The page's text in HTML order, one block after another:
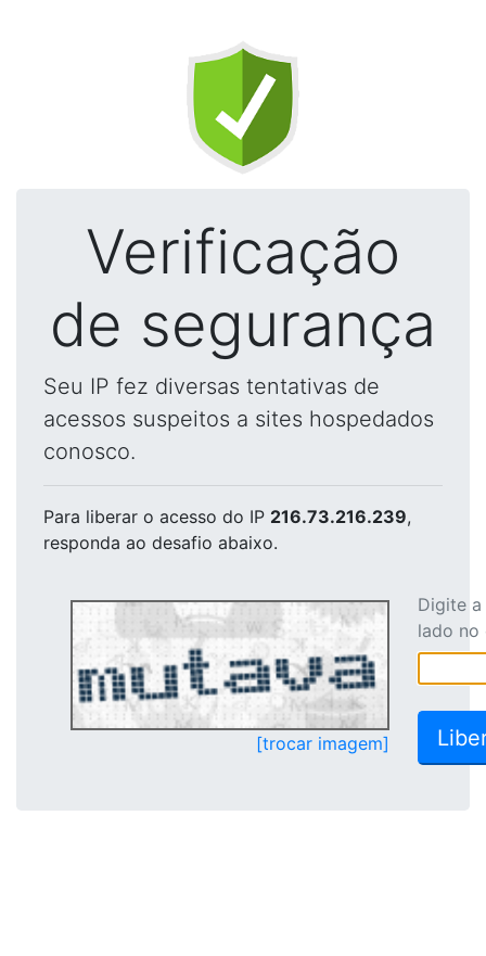
Verificação
de segurança
Seu IP fez diversas tentativas de
acessos suspeitos a sites hospedados
conosco.
Para liberar o acesso do IP 216.73.216.239,
responda ao desafio abaixo.
[trocar imagem]
Digite
lado no